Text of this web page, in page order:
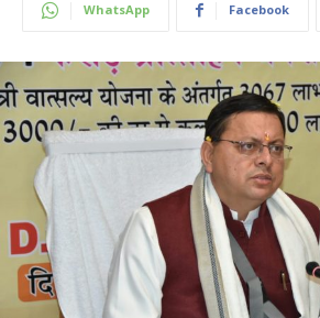
WhatsApp Facebook